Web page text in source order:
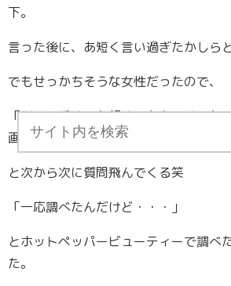
下。
言った後に、あ短く言い過ぎたかしら
でもせっかちそうな女性だったので、
「形は？重めとか軽めとかあるじゃな
画像とか調べてない？」
と次から次に質問飛んでくる笑
「一応調べたんだけど・・・」
とホットペッパービューティーで調べ
た。